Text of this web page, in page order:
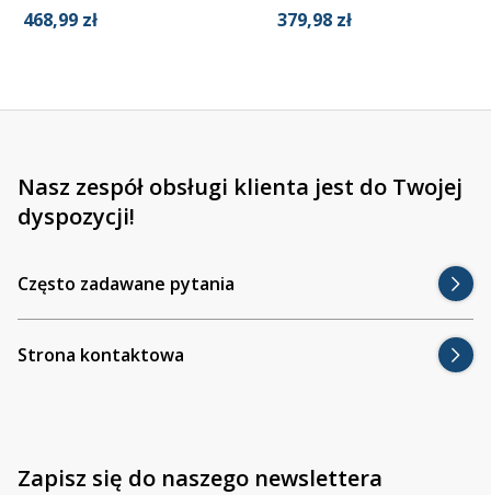
468,99 zł 379,98 zł
Nasz zespół obsługi klienta jest do Twojej
dyspozycji!
Często zadawane pytania
Strona kontaktowa
Zapisz się do naszego newslettera
Nie przegap
Zapisz się do naszego newslettera i
zamówienie! Bądź na bieżąco z premierami
sezonowymi ofertami.
Email (wymagane)
otrzymywanie informacji handlowych drogą
5%